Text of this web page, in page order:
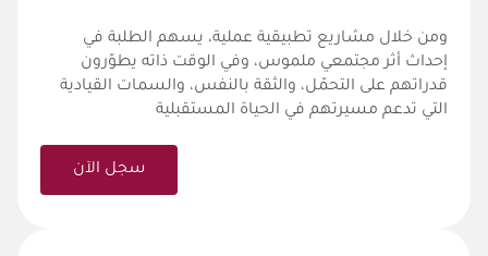
ومن خلال مشاريع تطبيقية عملية، يسهم الطلبة في
إحداث أثر مجتمعي ملموس، وفي الوقت ذاته يطوّرون
قدراتهم على التحمّل، والثقة بالنفس، والسمات القيادية
التي تدعم مسيرتهم في الحياة المستقبلية
سجل الآن